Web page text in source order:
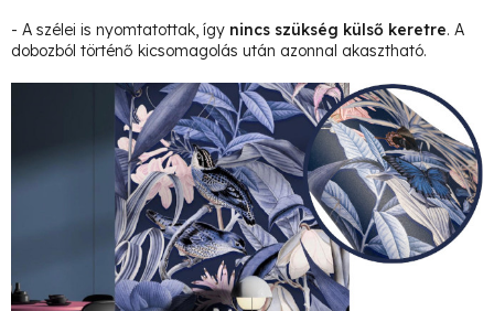
- A szélei is nyomtatottak, így nincs szükség külső keretre. A
dobozból történő kicsomagolás után azonnal akasztható.